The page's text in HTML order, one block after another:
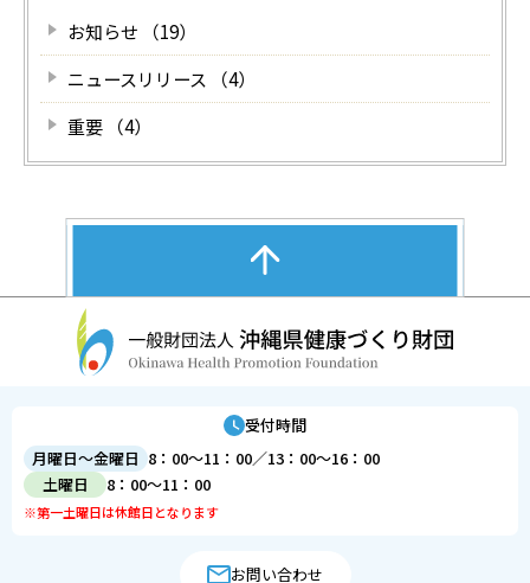
お知らせ （19）
ニュースリリース （4）
重要 （4）
受付時間
月曜日～金曜日 8：00～11：00／13：00～16：00
土曜日
8：00～11：00
※第一土曜日は休館日となります
お問い合わせ